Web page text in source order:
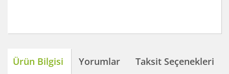
Ürün Bilgisi Yorumlar Taksit Seçenekleri